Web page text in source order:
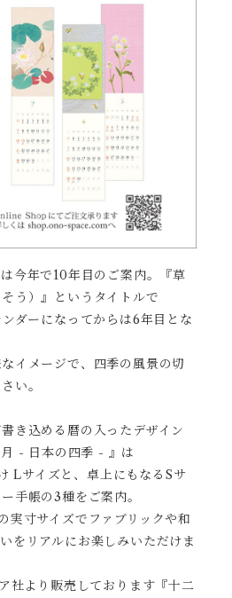
は今年で10年目のご案内。『草
う）』というタイトルで
ダーになってからは6年目とな
イメージで、四季の風景の切
い。
き込める暦の入ったデザイン
- 日本の四季 - 』は
Lサイズと、卓上にもなるSサ
手帳の3種をご案内。
実寸サイズでファブリックや和
をリアルにお楽しみいただけま
社より販売しております『十二